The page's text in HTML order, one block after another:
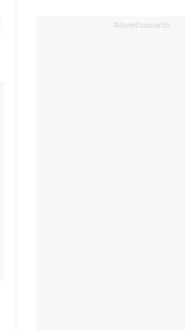
Advertisements